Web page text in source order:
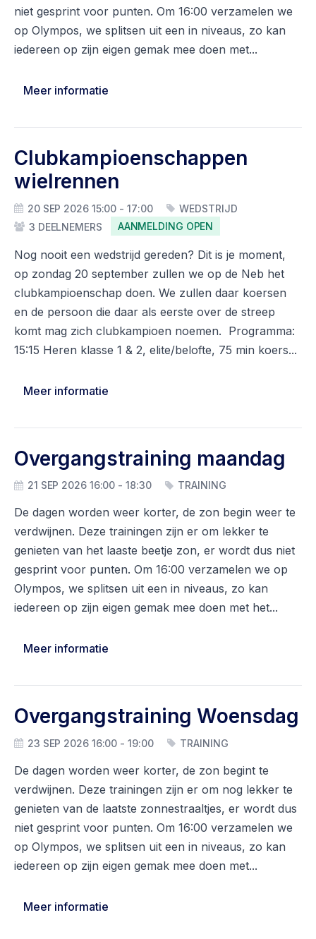
niet gesprint voor punten. Om 16:00 verzamelen we
op Olympos, we splitsen uit een in niveaus, zo kan
iedereen op zijn eigen gemak mee doen met...
Meer informatie
Clubkampioenschappen
wielrennen
20 SEP 2026 15:00 - 17:00
WEDSTRIJD
3 DEELNEMERS
AANMELDING OPEN
Nog nooit een wedstrijd gereden? Dit is je moment,
op zondag 20 september zullen we op de Neb het
clubkampioenschap doen. We zullen daar koersen
en de persoon die daar als eerste over de streep
komt mag zich clubkampioen noemen. Programma:
15:15 Heren klasse 1 & 2, elite/belofte, 75 min koers...
Meer informatie
Overgangstraining maandag
21 SEP 2026 16:00 - 18:30 TRAINING
De dagen worden weer korter, de zon begin weer te
verdwijnen. Deze trainingen zijn er om lekker te
genieten van het laaste beetje zon, er wordt dus niet
gesprint voor punten. Om 16:00 verzamelen we op
Olympos, we splitsen uit een in niveaus, zo kan
iedereen op zijn eigen gemak mee doen met het...
Meer informatie
Overgangstraining Woensdag
23 SEP 2026 16:00 - 19:00 TRAINING
De dagen worden weer korter, de zon begint te
verdwijnen. Deze trainingen zijn er om nog lekker te
genieten van de laatste zonnestraaltjes, er wordt dus
niet gesprint voor punten. Om 16:00 verzamelen we
op Olympos, we splitsen uit een in niveaus, zo kan
iedereen op zijn eigen gemak mee doen met...
Meer informatie